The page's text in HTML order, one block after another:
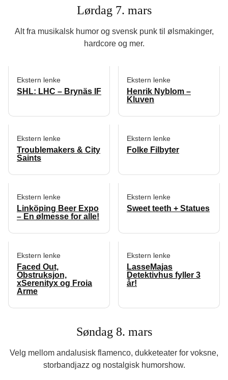
Lørdag 7. mars
Alt fra musikalsk humor og svensk punk til ølsmakinger,
hardcore og mer.
Ekstern lenke
SHL: LHC – Brynäs IF
Ekstern lenke
Henrik Nyblom –
Kluven
Ekstern lenke
Troublemakers & City
Saints
Ekstern lenke
Folke Filbyter
Ekstern lenke
Linköping Beer Expo
– En ølmesse for alle!
Ekstern lenke
Sweet teeth + Statues
Ekstern lenke
Faced Out,
Obstruksjon,
xSerenityx og Froia
Arme
Ekstern lenke
LasseMajas
Detektivhus fyller 3
år!
Søndag 8. mars
Velg mellom andalusisk flamenco, dukketeater for voksne,
storbandjazz og nostalgisk humorshow.